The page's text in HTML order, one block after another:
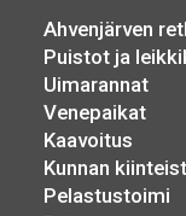
Ahvenjärven
Puistot ja
Uimarannat
Venepaikat
Kaavoitus
Kunnan
Pelastustoimi